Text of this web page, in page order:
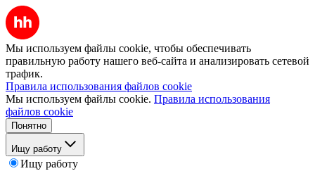
Мы используем файлы cookie, чтобы обеспечивать
правильную работу нашего веб-сайта и анализировать сетевой
трафик.
Правила использования файлов cookie
Мы используем файлы cookie. Правила использования
файлов cookie
Понятно
Ищу работу
Ищу работу